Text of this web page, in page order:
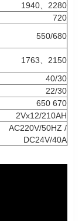
1940、2280
720
550/680
1763、2150
40/30
22/30
650 670
2Vx12/210AH
AC220V/50HZ /
DC24V/40A